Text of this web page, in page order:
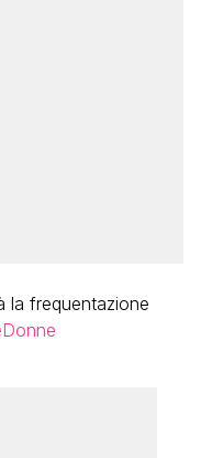
la frequentazione